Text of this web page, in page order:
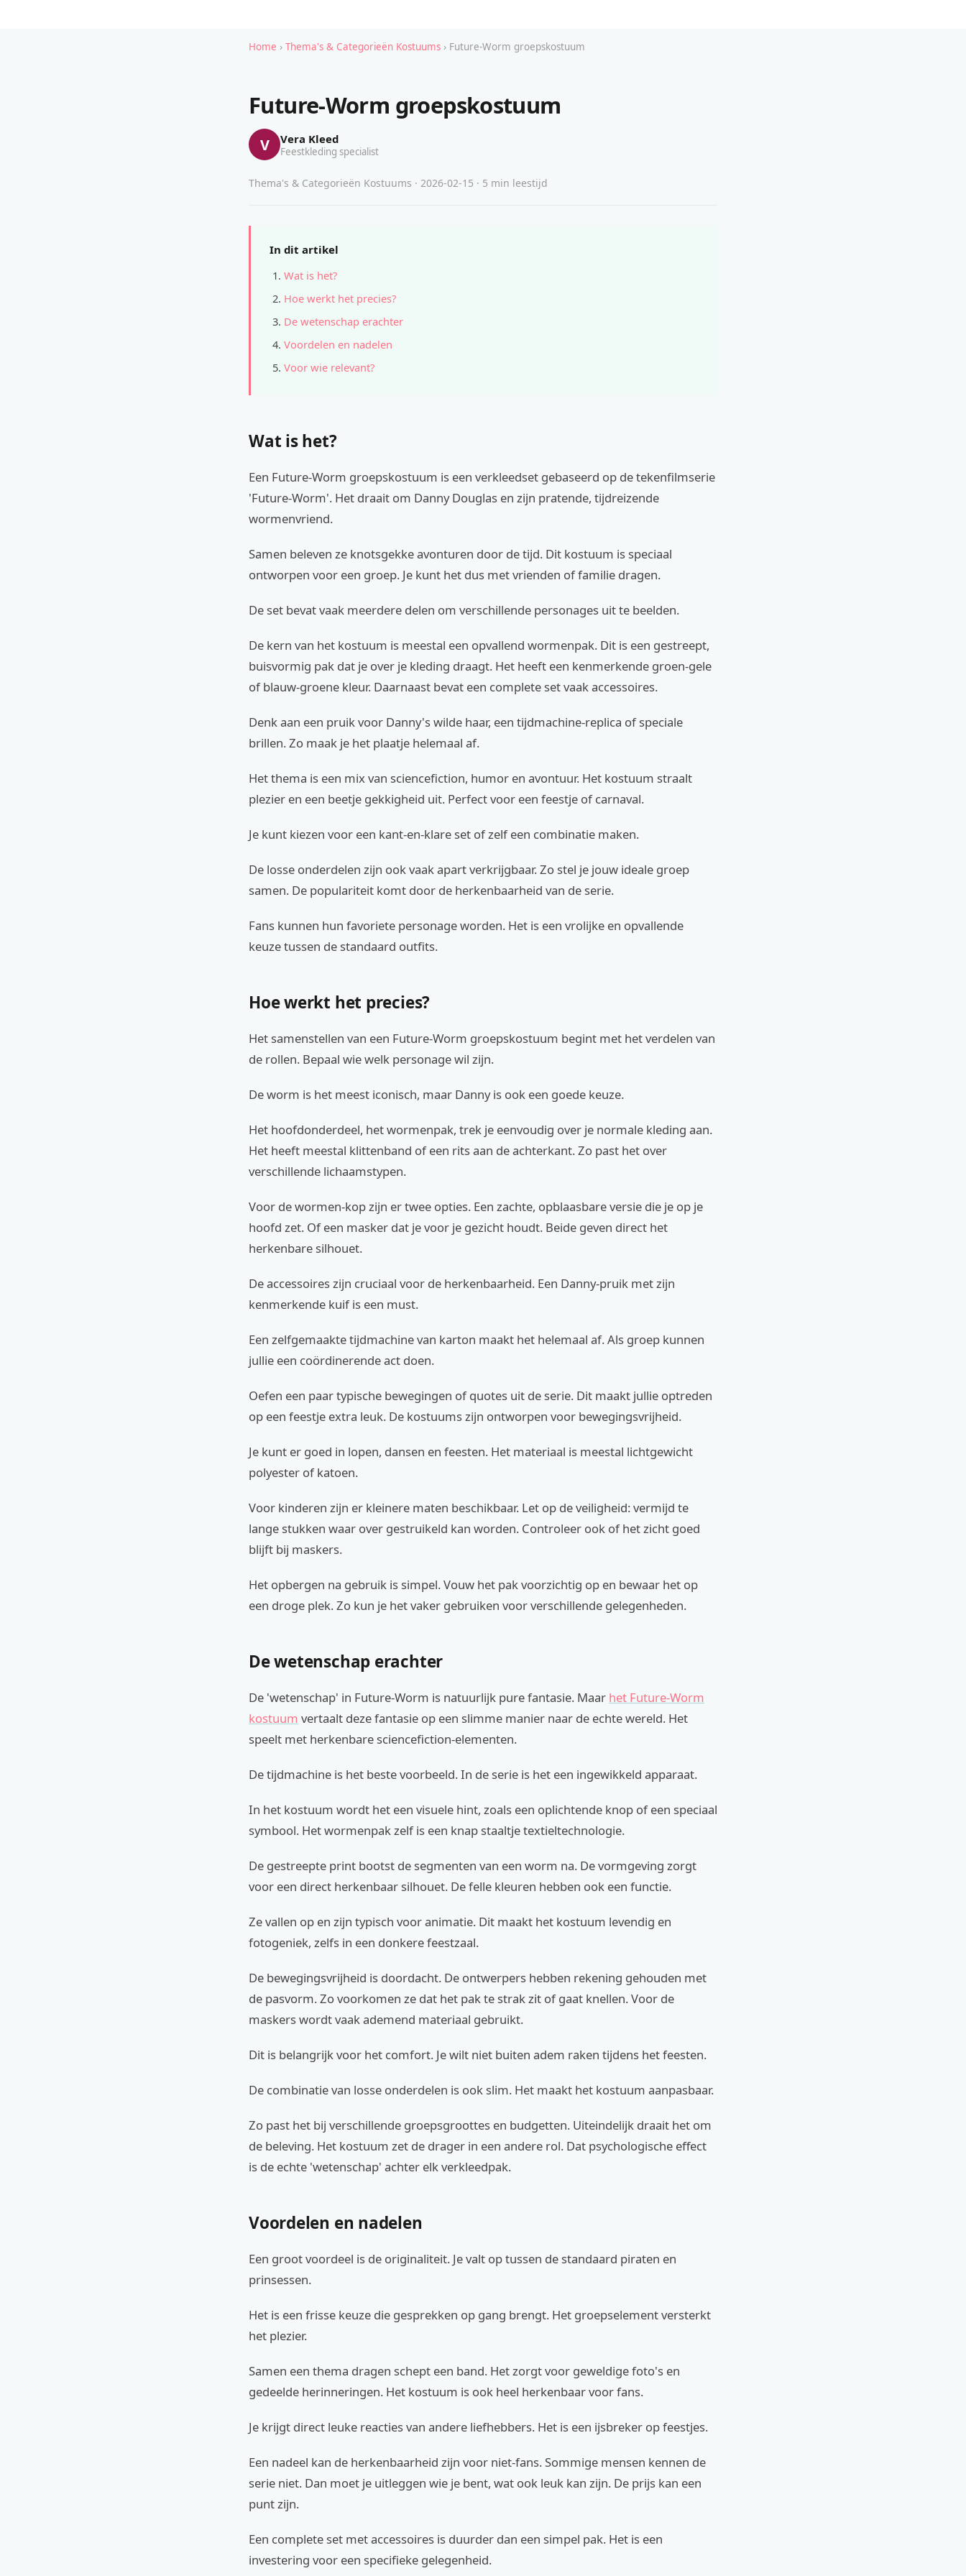
Home › Thema's & Categorieën Kostuums › Future-Worm groepskostuum
Future-Worm groepskostuum
V Vera Kleed
Feestkleding specialist
Thema's & Categorieën Kostuums · 2026-02-15 · 5 min leestijd
In dit artikel
Wat is het?
Hoe werkt het precies?
De wetenschap erachter
Voordelen en nadelen
Voor wie relevant?
Wat is het?
Een Future-Worm groepskostuum is een verkleedset gebaseerd op de tekenfilmserie
'Future-Worm'. Het draait om Danny Douglas en zijn pratende, tijdreizende
wormenvriend.
Samen beleven ze knotsgekke avonturen door de tijd. Dit kostuum is speciaal
ontworpen voor een groep. Je kunt het dus met vrienden of familie dragen.
De set bevat vaak meerdere delen om verschillende personages uit te beelden.
De kern van het kostuum is meestal een opvallend wormenpak. Dit is een gestreept,
buisvormig pak dat je over je kleding draagt. Het heeft een kenmerkende groen-gele
of blauw-groene kleur. Daarnaast bevat een complete set vaak accessoires.
Denk aan een pruik voor Danny's wilde haar, een tijdmachine-replica of speciale
brillen. Zo maak je het plaatje helemaal af.
Het thema is een mix van sciencefiction, humor en avontuur. Het kostuum straalt
plezier en een beetje gekkigheid uit. Perfect voor een feestje of carnaval.
Je kunt kiezen voor een kant-en-klare set of zelf een combinatie maken.
De losse onderdelen zijn ook vaak apart verkrijgbaar. Zo stel je jouw ideale groep
samen. De populariteit komt door de herkenbaarheid van de serie.
Fans kunnen hun favoriete personage worden. Het is een vrolijke en opvallende
keuze tussen de standaard outfits.
Hoe werkt het precies?
Het samenstellen van een Future-Worm groepskostuum begint met het verdelen van
de rollen. Bepaal wie welk personage wil zijn.
De worm is het meest iconisch, maar Danny is ook een goede keuze.
Het hoofdonderdeel, het wormenpak, trek je eenvoudig over je normale kleding aan.
Het heeft meestal klittenband of een rits aan de achterkant. Zo past het over
verschillende lichaamstypen.
Voor de wormen-kop zijn er twee opties. Een zachte, opblaasbare versie die je op je
hoofd zet. Of een masker dat je voor je gezicht houdt. Beide geven direct het
herkenbare silhouet.
De accessoires zijn cruciaal voor de herkenbaarheid. Een Danny-pruik met zijn
kenmerkende kuif is een must.
Een zelfgemaakte tijdmachine van karton maakt het helemaal af. Als groep kunnen
jullie een coördinerende act doen.
Oefen een paar typische bewegingen of quotes uit de serie. Dit maakt jullie optreden
op een feestje extra leuk. De kostuums zijn ontworpen voor bewegingsvrijheid.
Je kunt er goed in lopen, dansen en feesten. Het materiaal is meestal lichtgewicht
polyester of katoen.
Voor kinderen zijn er kleinere maten beschikbaar. Let op de veiligheid: vermijd te
lange stukken waar over gestruikeld kan worden. Controleer ook of het zicht goed
blijft bij maskers.
Het opbergen na gebruik is simpel. Vouw het pak voorzichtig op en bewaar het op
een droge plek. Zo kun je het vaker gebruiken voor verschillende gelegenheden.
De wetenschap erachter
De 'wetenschap' in Future-Worm is natuurlijk pure fantasie. Maar het Future-Worm
kostuum vertaalt deze fantasie op een slimme manier naar de echte wereld. Het
speelt met herkenbare sciencefiction-elementen.
De tijdmachine is het beste voorbeeld. In de serie is het een ingewikkeld apparaat.
In het kostuum wordt het een visuele hint, zoals een oplichtende knop of een speciaal
symbool. Het wormenpak zelf is een knap staaltje textieltechnologie.
De gestreepte print bootst de segmenten van een worm na. De vormgeving zorgt
voor een direct herkenbaar silhouet. De felle kleuren hebben ook een functie.
Ze vallen op en zijn typisch voor animatie. Dit maakt het kostuum levendig en
fotogeniek, zelfs in een donkere feestzaal.
De bewegingsvrijheid is doordacht. De ontwerpers hebben rekening gehouden met
de pasvorm. Zo voorkomen ze dat het pak te strak zit of gaat knellen. Voor de
maskers wordt vaak ademend materiaal gebruikt.
Dit is belangrijk voor het comfort. Je wilt niet buiten adem raken tijdens het feesten.
De combinatie van losse onderdelen is ook slim. Het maakt het kostuum aanpasbaar.
Zo past het bij verschillende groepsgroottes en budgetten. Uiteindelijk draait het om
de beleving. Het kostuum zet de drager in een andere rol. Dat psychologische effect
is de echte 'wetenschap' achter elk verkleedpak.
Voordelen en nadelen
Een groot voordeel is de originaliteit. Je valt op tussen de standaard piraten en
prinsessen.
Het is een frisse keuze die gesprekken op gang brengt. Het groepselement versterkt
het plezier.
Samen een thema dragen schept een band. Het zorgt voor geweldige foto's en
gedeelde herinneringen. Het kostuum is ook heel herkenbaar voor fans.
Je krijgt direct leuke reacties van andere liefhebbers. Het is een ijsbreker op feestjes.
Een nadeel kan de herkenbaarheid zijn voor niet-fans. Sommige mensen kennen de
serie niet. Dan moet je uitleggen wie je bent, wat ook leuk kan zijn. De prijs kan een
punt zijn.
Een complete set met accessoires is duurder dan een simpel pak. Het is een
investering voor een specifieke gelegenheid.